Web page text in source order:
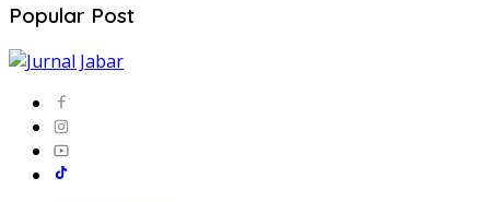
Popular Post